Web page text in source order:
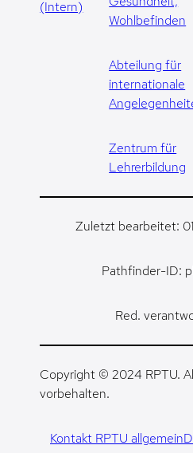
(Intern)
Wohlbefinden
Abteilung für
internationale
Zentrum für
Lehrerbildung
Zuletzt bearbeitet:
Pathfinder-ID:
Red.
Copyright © 2024 RPTU.
vorbehalten.
Kontakt RPTU allgemein